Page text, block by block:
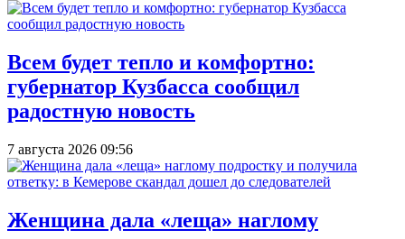
Всем будет тепло и комфортно:
губернатор Кузбасса сообщил
радостную новость
7 августа 2026 09:56
Женщина дала «леща» наглому